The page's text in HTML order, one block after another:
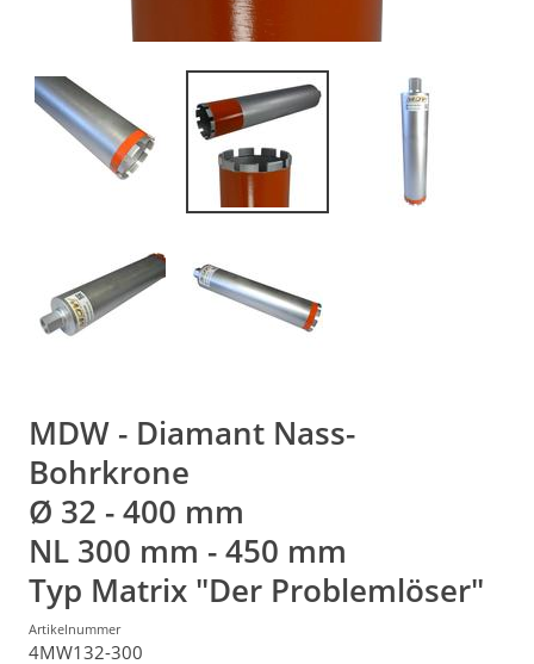
MDW - Diamant Nass-
Bohrkrone
Ø 32 - 400 mm
NL 300 mm - 450 mm
Typ Matrix "Der Problemlöser"
Artikelnummer
4MW132-300